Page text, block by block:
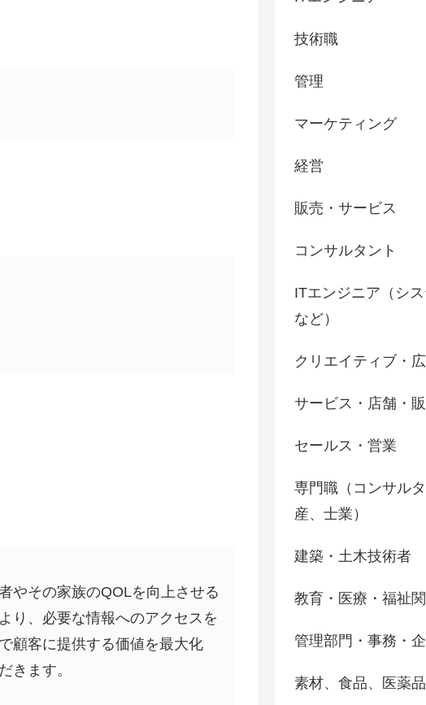
やその家族のQOLを向上させる
り、必要な情報へのアクセスを
顧客に提供する価値を最大化
きます。
技術職
管理
マーケティング
経営
販売・サービス
コンサルタント
ITエンジニア（シ
など）
クリエイティブ・
サービス・店舗・
セールス・営業
専門職（コンサル
産、士業）
建築・土木技術者
教育・医療・福祉
管理部門・事務・
素材、食品、医薬